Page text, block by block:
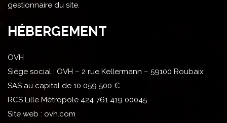
gestionnaire du site.
HÉBERGEMENT
OVH
Siège social : OVH – 2 rue Kellermann – 59100 Roubaix
SAS au capital de 10 059 500 €
RCS Lille Métropole 424 761 419 00045
Site web : ovh.com